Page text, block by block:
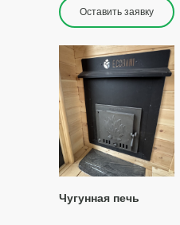
Оставить заявку
Чугунная печь
аксессуары,